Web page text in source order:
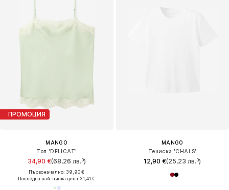
ПРОМОЦИЯ
MANGO
Топ 'DELICAT'
34,90 €(68,26 лв.³)
Първоначално: 39,90 €
Последна най-ниска цена:31,41 €
MANGO
Тениска 'CHALS'
12,90 €(25,23 лв.³)